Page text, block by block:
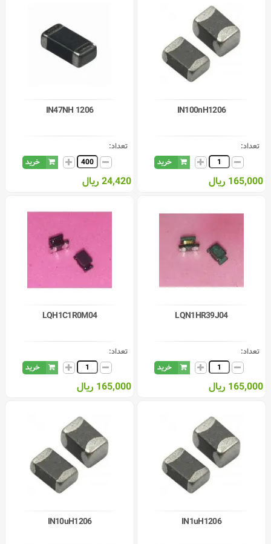
IN100nH1206
تعداد:
خرید
165,000 ریال
IN47NH 1206
تعداد:
خرید
24,420 ریال
LQN1HR39J04
تعداد:
خرید
165,000 ریال
LQH1C1R0M04
تعداد:
خرید
165,000 ریال
IN1uH1206
IN10uH1206